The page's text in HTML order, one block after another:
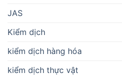
JAS
Kiểm dịch
kiểm dịch hàng hóa
kiểm dịch thực vật